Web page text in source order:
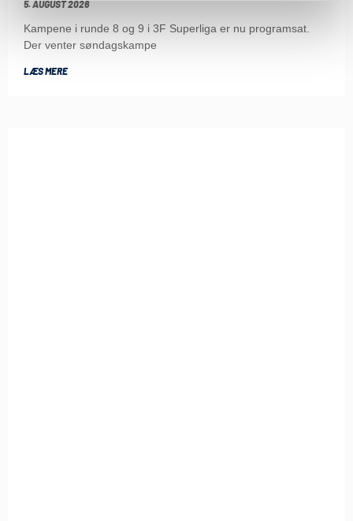
5. AUGUST 2026
Kampene i runde 8 og 9 i 3F Superliga er nu programsat.
Der venter søndagskampe
LÆS MERE